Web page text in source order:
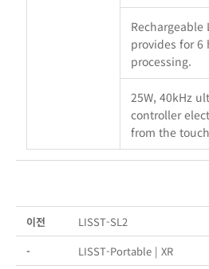
provides for 6
processing.
25W, 40kHz
controller
from the
이전
LISST-SL2
-
LISST-Portable | XR